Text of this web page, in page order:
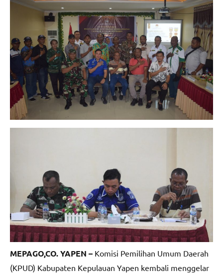
MEPAGO,CO. YAPEN – Komisi Pemilihan Umum Daerah
(KPUD) Kabupaten Kepulauan Yapen kembali menggelar